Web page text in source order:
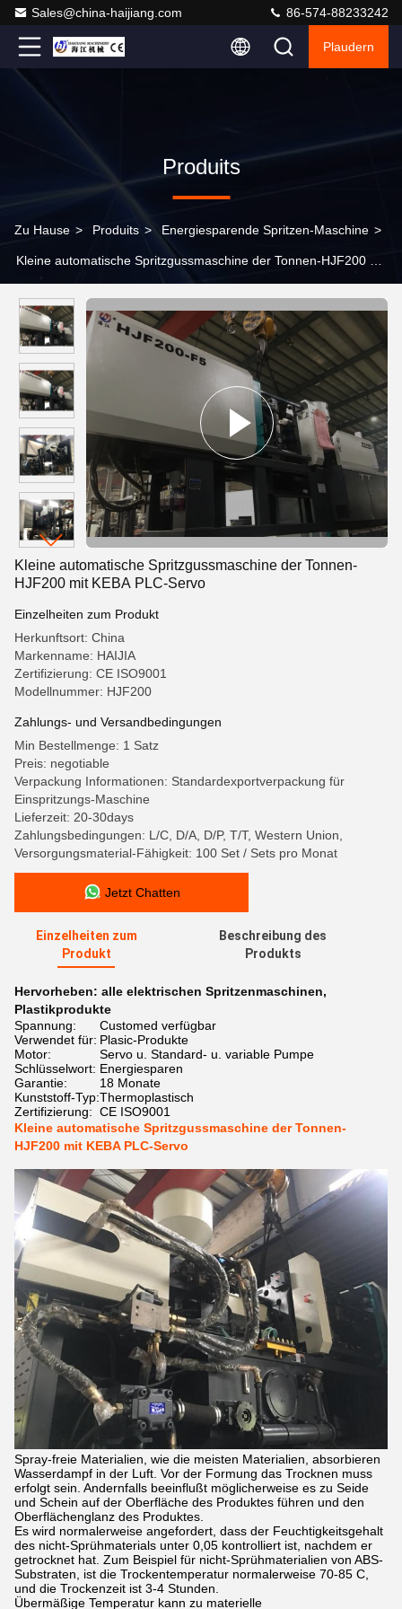
Sales@china-haijiang.com 86-574-88233242
Plaudern
Produits
Zu Hause > Produits > Energiesparende Spritzen-Maschine >
Kleine automatische Spritzgussmaschine der Tonnen-HJF200 mit
Kleine automatische Spritzgussmaschine der Tonnen-
HJF200 mit KEBA PLC-Servo
Einzelheiten zum Produkt
Herkunftsort: China
Markenname: HAIJIA
Zertifizierung: CE ISO9001
Modellnummer: HJF200
Zahlungs- und Versandbedingungen
Min Bestellmenge: 1 Satz
Preis: negotiable
Verpackung Informationen: Standardexportverpackung für
Einspritzungs-Maschine
Lieferzeit: 20-30days
Zahlungsbedingungen: L/C, D/A, D/P, T/T, Western Union,
Versorgungsmaterial-Fähigkeit: 100 Set / Sets pro Monat
Jetzt Chatten
Einzelheiten zum
Produkt
Beschreibung des
Produkts
Hervorheben: alle elektrischen Spritzenmaschinen,
Plastikprodukte
Spannung:
Customed verfügbar
Verwendet für: Plasic-Produkte
Motor:
Servo u. Standard- u. variable Pumpe
Schlüsselwort: Energiesparen
Garantie:
18 Monate
Kunststoff-Typ:Thermoplastisch
Zertifizierung: CE ISO9001
Kleine automatische Spritzgussmaschine der Tonnen-
HJF200 mit KEBA PLC-Servo
Spray-freie Materialien, wie die meisten Materialien, absorbieren
Wasserdampf in der Luft. Vor der Formung das Trocknen muss
erfolgt sein. Andernfalls beeinflußt möglicherweise es zu Seide
und Schein auf der Oberfläche des Produktes führen und den
Oberflächenglanz des Produktes.
Es wird normalerweise angefordert, dass der Feuchtigkeitsgehalt
des nicht-Sprühmaterials unter 0,05 kontrolliert ist, nachdem er
getrocknet hat. Zum Beispiel für nicht-Sprühmaterialien von ABS-
Substraten, ist die Trockentemperatur normalerweise 70-85 C,
und die Trockenzeit ist 3-4 Stunden.
Übermäßige Temperatur kann zu materielle